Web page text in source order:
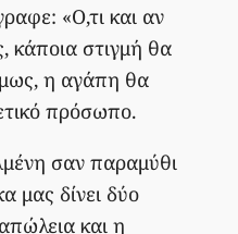
«Ο,τι και αν
κάποια στιγμή θα
η αγάπη θα
πρόσωπο.
σαν παραμύθι
μας δίνει δύο
και η